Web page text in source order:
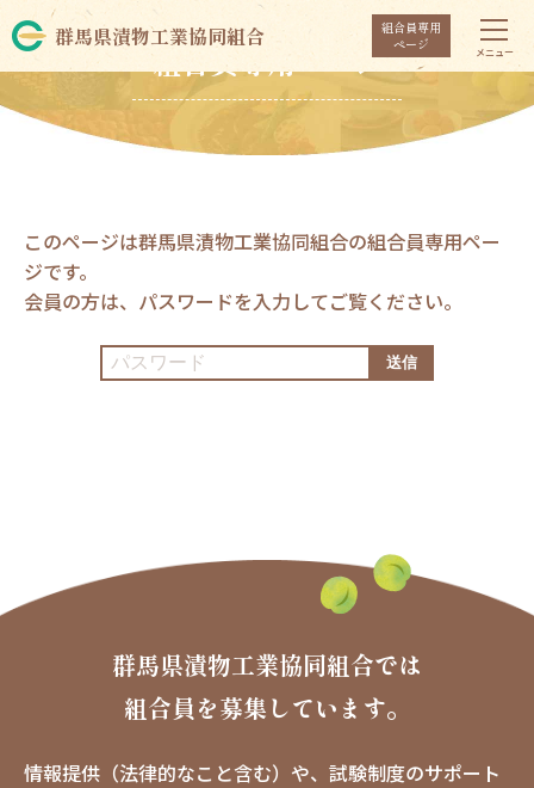
群馬県漬物工業協同組合
組合員専用
ページ
組合員専用ページ
このページは群馬県漬物工業協同組合の組合員専用ペー
ジです。
会員の方は、パスワードを入力してご覧ください。
群馬県漬物工業協同組合では
組合員を募集しています。
情報提供（法律的なこと含む）や、試験制度のサポート